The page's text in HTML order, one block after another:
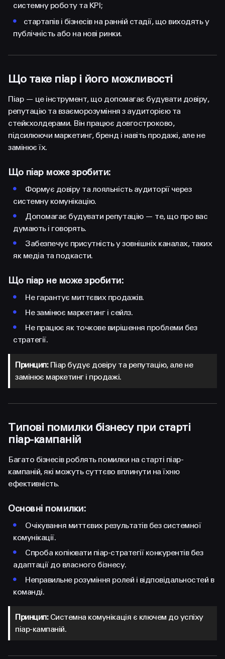
системну роботу та KPI;
•
стартапів і бізнесів на ранній стадії, що виходять у
публічність або на нові ринки.
Що таке піар і його можливості
Піар — це інструмент, що допомагає будувати довіру,
репутацію та взаєморозуміння з аудиторією та
стейкхолдерами. Він працює довгостроково,
підсилюючи маркетинг, бренд і навіть продажі, але не
замінює їх.
Що піар може зробити:
•
Формує довіру та лояльність аудиторії через
системну комунікацію.
•
Допомагає будувати репутацію — те, що про вас
думають і говорять.
•
Забезпечує присутність у зовнішніх каналах, таких
як медіа та подкасти.
Що піар не може зробити:
•
Не гарантує миттєвих продажів.
•
Не замінює маркетинг і сейлз.
•
Не працює як точкове вирішення проблеми без
стратегії.
Принцип:Піар будує довіру та репутацію, але не
замінює маркетинг і продажі.
Типові помилки бізнесу при старті
піар-кампаній
Багато бізнесів роблять помилки на старті піар-
кампаній, які можуть суттєво вплинути на їхню
ефективність.
Основні помилки:
•
Очікування миттєвих результатів без системної
комунікації.
•
Спроба копіювати піар-стратегії конкурентів без
адаптації до власного бізнесу.
•
Неправильне розуміння ролей і відповідальностей в
команді.
Принцип:Системна комунікація є ключем до успіху
піар-кампаній.